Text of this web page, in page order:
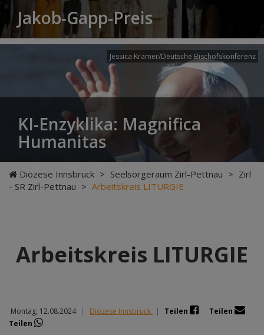
Jakob-Gapp-Preis
Jessica Krämer/Deutsche Bischofskonferenz
KI-Enzyklika: Magnifica
Humanitas
Diözese Innsbruck > Seelsorgeraum Zirl-Pettnau > Zirl
- SR Zirl-Pettnau > Arbeitskreis LITURGIE
Arbeitskreis LITURGIE
Montag, 12.08.2024 | Diözese Innsbruck | Teilen
Teilen
Teilen